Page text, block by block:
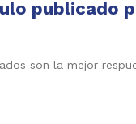
publicado
son la mejor